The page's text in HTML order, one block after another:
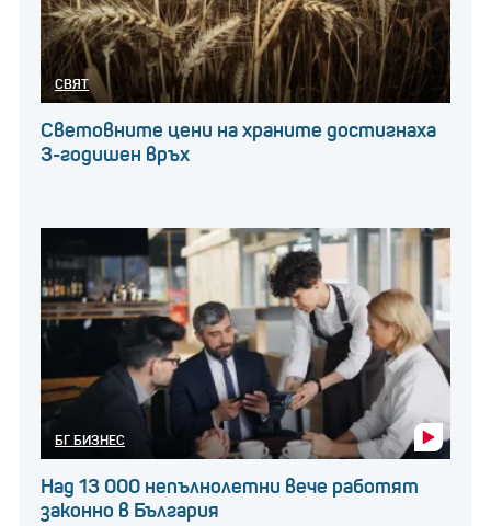
СВЯТ
Световните цени на храните достигнаха
3-годишен връх
БГ БИЗНЕС
Над 13 000 непълнолетни вече работят
законно в България